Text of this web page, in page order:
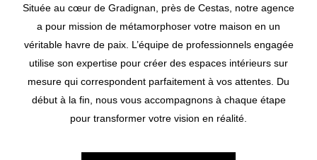
Située au cœur de Gradignan, près de Cestas , notre agence
a pour mission de métamorphoser votre maison en un
véritable havre de paix. L’équipe de professionnels engagée
utilise son expertise pour créer des espaces intérieurs sur
mesure qui correspondent parfaitement à vos attentes. Du
début à la fin, nous vous accompagnons à chaque étape
pour transformer votre vision en réalité.